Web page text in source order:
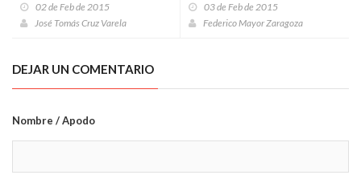
02 de Feb de 2015
José Tomás Cruz Varela
03 de Feb de 2015
Federico Mayor Zaragoza
DEJAR UN COMENTARIO
Nombre / Apodo